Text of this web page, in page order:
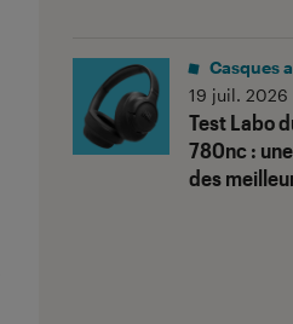
Test Labo
780nc :
des
Casques
19 juil. 2026